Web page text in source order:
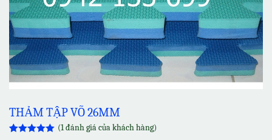
THẢM TẬP VÕ 26MM
(1đánh giá của khách hàng)